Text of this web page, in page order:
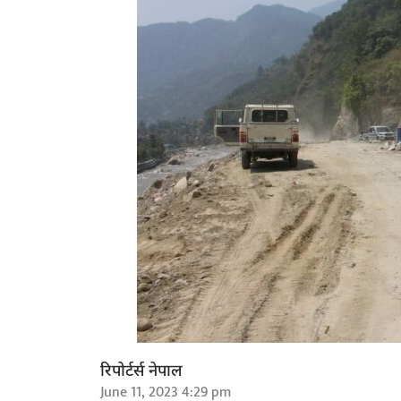
रिपोर्टर्स नेपाल
June 11, 2023 4:29 pm